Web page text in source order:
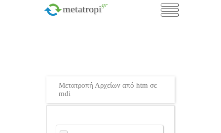
metatropi.gr
Μετατροπή Αρχείων από htm σε
mdi